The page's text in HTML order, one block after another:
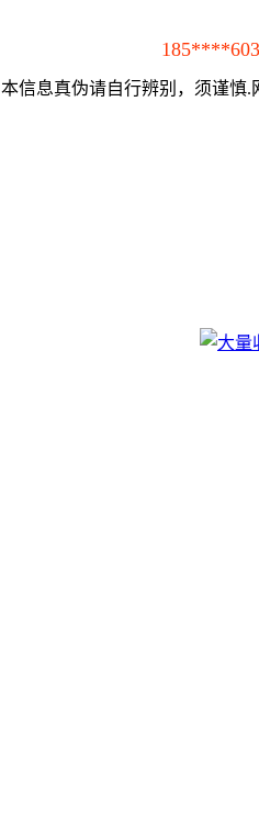
本信息真伪请自行辨别，须谨慎.